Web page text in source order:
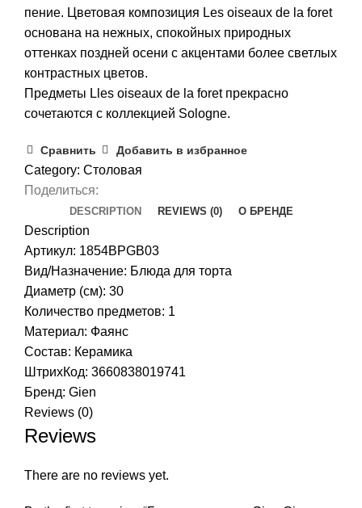
пение. Цветовая композиция Les oiseaux de la foret
основана на нежных, спокойных природных
оттенках поздней осени с акцентами более светлых
контрастных цветов.
Предметы Lles oiseaux de la foret прекрасно
сочетаются с коллекцией Sologne.
Сравнить Добавить в избранное
Category: Столовая
Поделиться:
DESCRIPTION REVIEWS (0) О БРЕНДЕ
Description
Артикул: 1854BPGB03
Вид/Назначение: Блюда для торта
Диаметр (см): 30
Количество предметов: 1
Материал: Фаянс
Состав: Керамика
ШтрихКод: 3660838019741
Бренд: Gien
Reviews (0)
Reviews
There are no reviews yet.